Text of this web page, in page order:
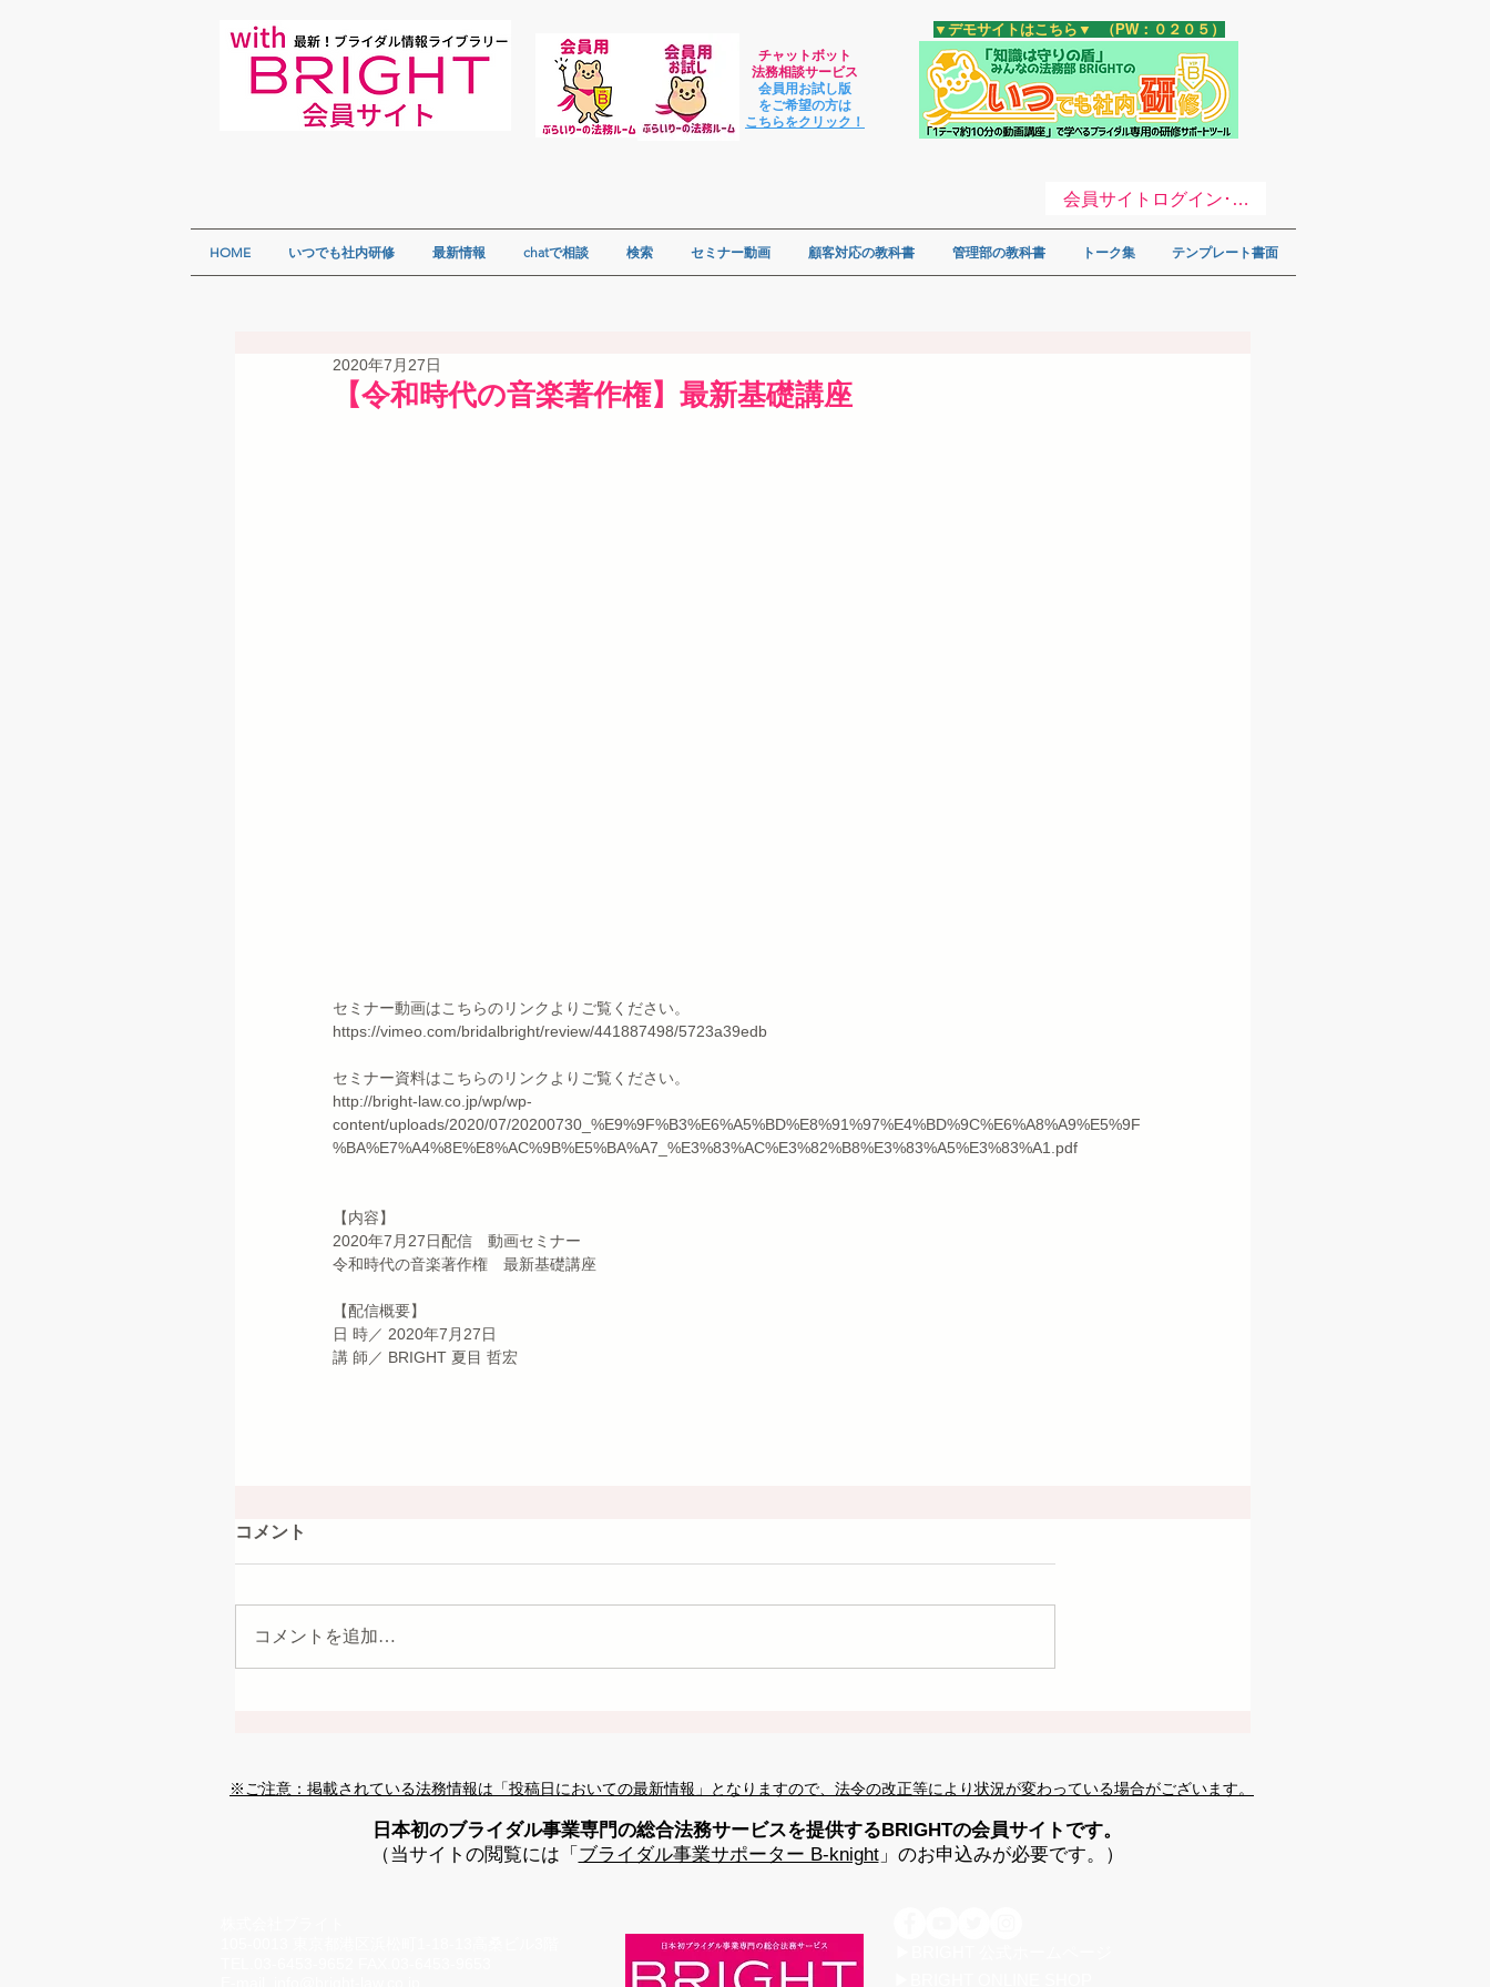
チャットボット
法務相談サービス
会員用お試し版
をご希望の方は
​こちらをクリック！
​▼デモサイトはこちら▼ （PW：０２０５）
HOME いつでも社内研修 最新情報 chatで相談 検索 セミナー動画 顧客対応の教科書 管理部の教科書 トーク集 テンプレート書面
【令和時代の音楽著作権】最新基礎講座
2020年7月27日
セミナー動画はこちらのリンクよりご覧ください。
https://vimeo.com/bridalbright/review/441887498/5723a39edb
セミナー資料はこちらのリンクよりご覧ください。
http://bright-law.co.jp/wp/wp-
content/uploads/2020/07/20200730_%E9%9F%B3%E6%A5%BD%E8%91%97%E4%BD%9C%E6%A8%A9%E5%9F
%BA%E7%A4%8E%E8%AC%9B%E5%BA%A7_%E3%83%AC%E3%82%B8%E3%83%A5%E3%83%A1.pdf
【内容】
2020年7月27日配信　動画セミナー
令和時代の音楽著作権　最新基礎講座
【配信概要】
日 時／ 2020年7月27日
講 師／ BRIGHT 夏目 哲宏
コメント
コメントを追加…
※ご注意：掲載されている法務情報は「投稿日においての最新情報」となりますので、法令の改正等により状況が変わっている場合がございます。
日本初のブライダル事業専門の総合法務サービスを提供するBRIGHTの会員サイトです。
（当サイトの閲覧には「 ブライダル事業サポーター B-knight」のお申込みが必要です。）